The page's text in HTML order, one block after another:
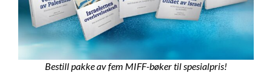
Bestill pakke av fem MIFF-bøker til spesialpris!